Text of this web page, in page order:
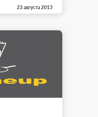
23 августа 2013